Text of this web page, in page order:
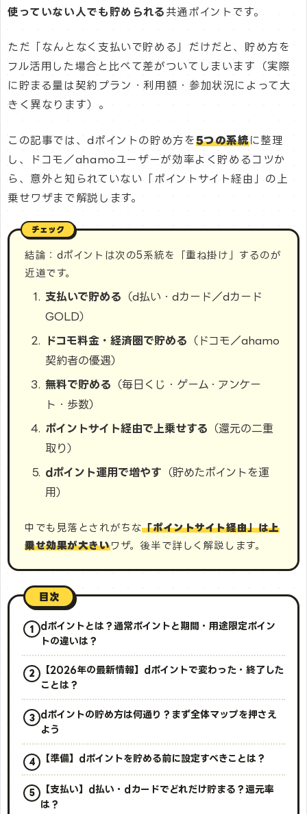
使っていない人でも貯められる 共通ポイントです。
ただ「なんとなく支払いで貯める」だけだと、貯め方を
フル活用した場合と比べて差がついてしまいます（実際
に貯まる量は契約プラン・利用額・参加状況によって大
きく異なります）。
この記事では、dポイントの貯め方を5つの系統に整理
し、ドコモ／ahamoユーザーが効率よく貯めるコツか
ら、意外と知られていない「ポイントサイト経由」の上
乗せワザまで解説します。
結論：dポイントは次の5系統を「重ね掛け」するのが
近道です。
支払いで貯める （d払い・dカード／dカード
GOLD）
ドコモ料金・経済圏で貯める （ドコモ／ahamo
契約者の優遇）
無料で貯める （毎日くじ・ゲーム・アンケー
ト・歩数）
ポイントサイト経由で上乗せする （還元の二重
取り）
dポイント運用で増やす （貯めたポイントを運
用）
中でも見落とされがちな「ポイントサイト経由」は上
乗せ効果が大きいワザ。後半で詳しく解説します。
目次
dポイントとは？通常ポイントと期間・用途限定ポイン
トの違いは？
【2026年の最新情報】dポイントで変わった・終了した
ことは？
dポイントの貯め方は何通り？まず全体マップを押さえ
よう
【準備】dポイントを貯める前に設定すべきことは？
【支払い】d払い・dカードでどれだけ貯まる？還元率
は？